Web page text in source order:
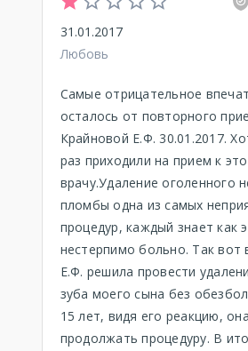
31.01.2017
Любовь
Самые отрицательное
осталось от повторного
Крайновой Е.Ф. 30.01.2017.
раз приходили на прием к
врачу.Удаление оголенного
пломбы одна из самых
процедур, каждый знает как
нестерпимо больно. Так вот
Е.Ф. решила провести
зуба моего сына без
15 лет, видя его реакцию,
продолжать процедуру. В